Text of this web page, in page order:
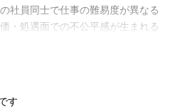
社員同士で仕事の難易度が異なる
・処遇面での不公平感が生まれる
す